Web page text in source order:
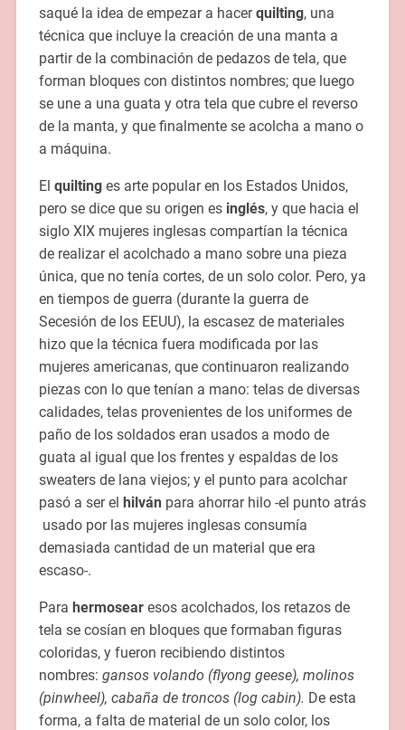
saqué la idea de empezar a hacerquilting, una
técnica que incluye la creación de una manta a
partir de la combinación de pedazos de tela, que
forman bloques con distintos nombres; que luego
se une a una guata y otra tela que cubre el reverso
de la manta, y que finalmente se acolcha a mano o
a máquina.
El quiltinges arte popular en los Estados Unidos,
pero se dice que su origen es inglés, y que hacia el
siglo XIX mujeres inglesas compartían la técnica
de realizar el acolchado a mano sobre una pieza
única, que no tenía cortes, de un solo color. Pero, ya
en tiempos de guerra (durante la guerra de
Secesión de los EEUU), la escasez de materiales
hizo que la técnica fuera modificada por las
mujeres americanas, que continuaron realizando
piezas con lo que tenían a mano: telas de diversas
calidades, telas provenientes de los uniformes de
paño de los soldados eran usados a modo de
guata al igual que los frentes y espaldas de los
sweaters de lana viejos; y el punto para acolchar
pasó a ser el hilvánpara ahorrar hilo -el punto atrás
usado por las mujeres inglesas consumía
demasiada cantidad de un material que era
escaso-.
Para hermosear esos acolchados, los retazos de
tela se cosían en bloques que formaban figuras
coloridas, y fueron recibiendo distintos
nombres: gansos volando (flyong geese), molinos
(pinwheel), cabaña de troncos (log cabin). De esta
forma, a falta de material de un solo color, los